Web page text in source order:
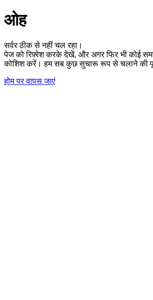
ओह
सर्वर ठीक से नहीं चल रहा।
पेज को रिफ़्रेश करके देखें, और अगर फिर भी कोई
कोशिश करें। हम सब कुछ सुचारू रूप से चलाने की
होम पर वापस जाएं